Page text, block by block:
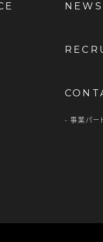
NEWS
事業パー